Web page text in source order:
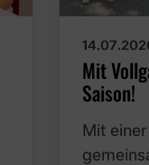
Mit
Saison!
Mit einer